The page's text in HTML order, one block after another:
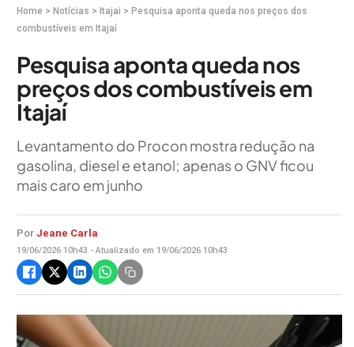
Home > Notícias > Itajai > Pesquisa aponta queda nos preços dos
combustíveis em Itajaí
Pesquisa aponta queda nos
preços dos combustíveis em
Itajaí
Levantamento do Procon mostra redução na
gasolina, diesel e etanol; apenas o GNV ficou
mais caro em junho
Por Jeane Carla
19/06/2026 10h43 - Atualizado em 19/06/2026 10h43